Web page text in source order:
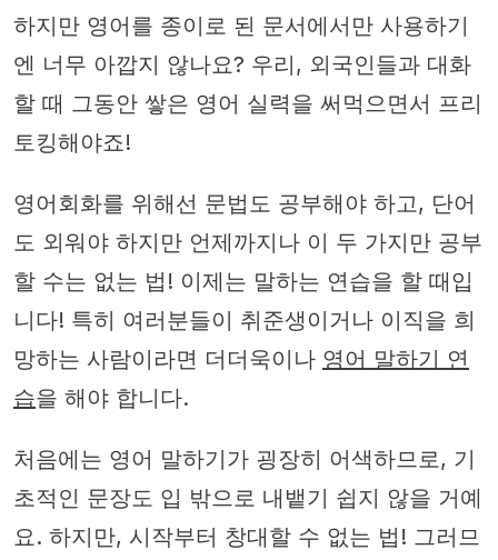
하지만 영어를 종이로 된 문서에서만 사용하기
엔 너무 아깝지 않나요? 우리, 외국인들과 대화
할 때 그동안 쌓은 영어 실력을 써먹으면서 프리
토킹해야죠!
영어회화를 위해선 문법도 공부해야 하고, 단어
도 외워야 하지만 언제까지나 이 두 가지만 공부
할 수는 없는 법! 이제는 말하는 연습을 할 때입
니다! 특히 여러분들이 취준생이거나 이직을 희
망하는 사람이라면 더더욱이나 영어 말하기 연
습을 해야 합니다.
처음에는 영어 말하기가 굉장히 어색하므로, 기
초적인 문장도 입 밖으로 내뱉기 쉽지 않을 거예
요. 하지만, 시작부터 창대할 수 없는 법! 그러므